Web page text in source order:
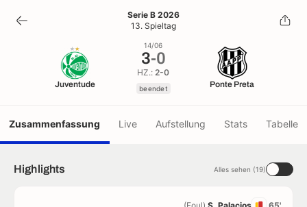
3- 0
beendet
Serie B 2026
13. Spieltag
Juventude
14/06
3-0
HZ.:2-0
beendet Ponte Preta
Zusammenfassung Live Aufstellung Stats Tabelle
Highlights Alles sehen (19)
65'
(Foul) S. Palacios